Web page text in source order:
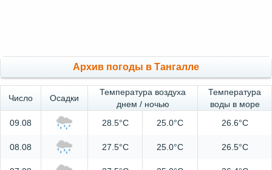
Архив погоды в Тангалле
Число Осадки
Температура воздуха
днем / ночью
Температура
воды в море
09.08
28.5°C 25.0°C 26.6°C
08.08 27.5°C 25.0°C 26.5°C